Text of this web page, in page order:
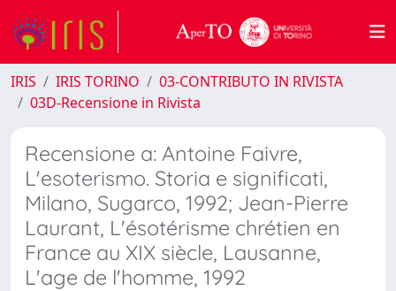
IRIS IRIS TORINO
03-CONTRIBUTO IN RIVISTA
03D-Recensione in Rivista
Recensione a: Antoine Faivre,
L'esoterismo. Storia e significati,
Milano, Sugarco, 1992; Jean-Pierre
Laurant, L'ésotérisme chrétien en
France au XIX siècle, Lausanne,
L'age de l'homme, 1992